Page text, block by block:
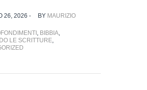
26, 2026 - BY MAURIZIO
BIBBIA
LE SCRITTURE